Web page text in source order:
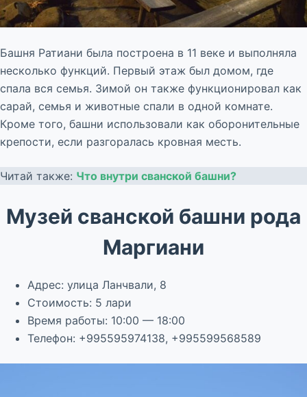
Башня Ратиани была построена в 11 веке и выполняла
несколько функций. Первый этаж был домом, где
спала вся семья. Зимой он также функционировал как
сарай, семья и животные спали в одной комнате.
Кроме того, башни использовали как оборонительные
крепости, если разгоралась кровная месть.
Читай также: Что внутри сванской башни?
Музей сванской башни рода
Маргиани
Адрес: улица Ланчвали, 8
Стоимость: 5 лари
Время работы: 10:00 — 18:00
Телефон: +995595974138, +995599568589